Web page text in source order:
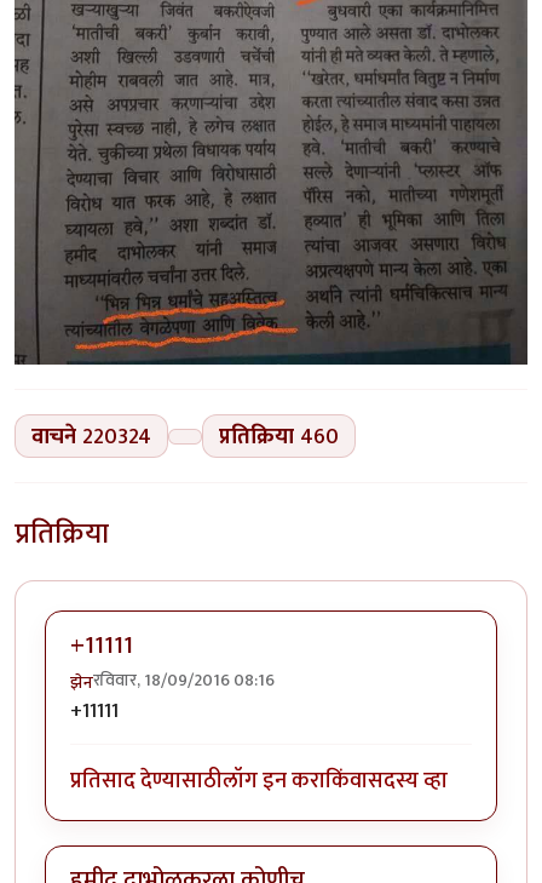
वाचने 220324 प्रतिक्रिया 460
प्रतिक्रिया
+11111
झेनरविवार, 18/09/2016 08:16
+11111
प्रतिसाद देण्यासाठीलॉग इन कराकिंवासदस्य व्हा